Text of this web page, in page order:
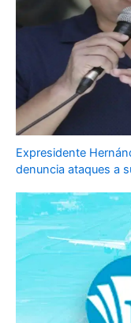
Expresidente
denuncia ataques a